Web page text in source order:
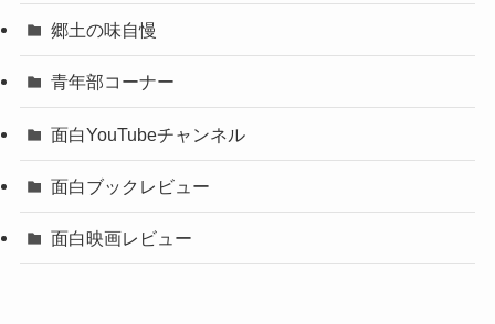
郷土の味自慢
青年部コーナー
面白YouTubeチャンネル
面白ブックレビュー
面白映画レビュー